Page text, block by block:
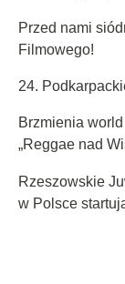
Przed nami
Filmowego!
24.
Brzmienia
„Reggae nad
Rzeszowskie
w Polsce